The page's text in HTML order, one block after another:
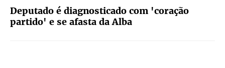
Deputado é diagnosticado com 'coração
partido' e se afasta da Alba